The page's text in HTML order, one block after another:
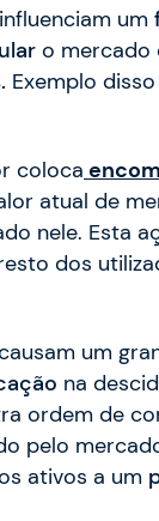
um
o mercado
Exemplo
coloca
atual de
nele. Esta
dos
um
na
ordem de
pelo
ativos a um